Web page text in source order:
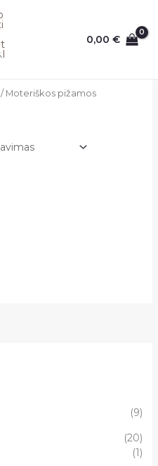
0,00€
(9)
(20)
(1)
/ Moteriškos pižamos